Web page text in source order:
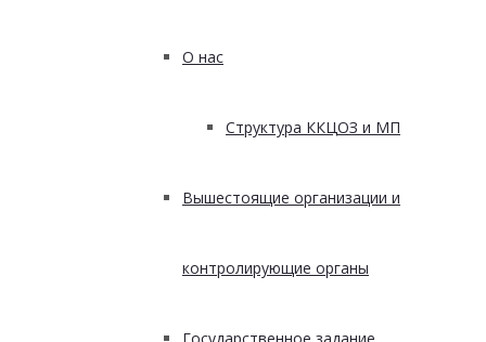
О нас
Структура ККЦОЗ и МП
Вышестоящие организации и
контролирующие органы